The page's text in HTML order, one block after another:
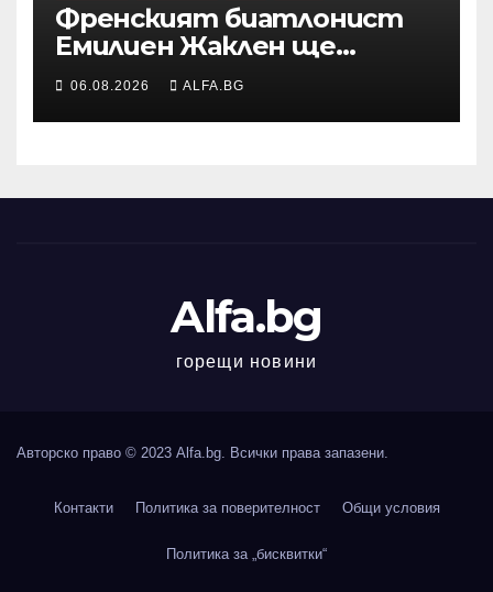
Френският биатлонист
Емилиен Жаклен ще
дебютира в
професионалното
колоездене
06.08.2026 ALFA.BG
Alfa.bg
горещи новини
Авторско право © 2023 Alfa.bg. Всички права запазени.
Контакти Политика за поверителност Общи условия
Политика за „бисквитки“